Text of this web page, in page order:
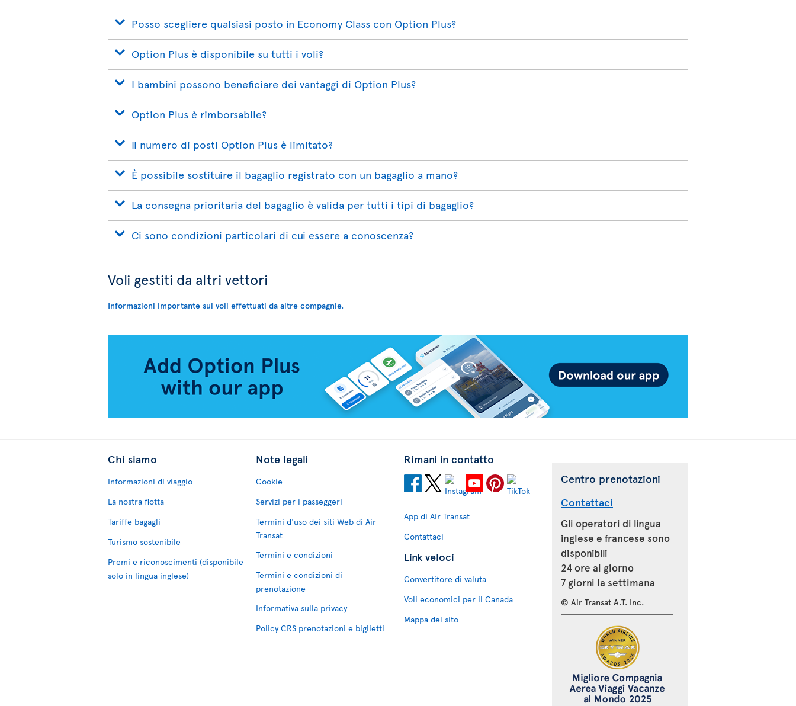
Posso scegliere qualsiasi posto in Economy Class con Option Plus?
Option Plus è disponibile su tutti i voli?
I bambini possono beneficiare dei vantaggi di Option Plus?
Option Plus è rimborsabile?
Il numero di posti Option Plus è limitato?
È possibile sostituire il bagaglio registrato con un bagaglio a mano?
La consegna prioritaria del bagaglio è valida per tutti i tipi di bagaglio?
Ci sono condizioni particolari di cui essere a conoscenza?
Voli gestiti da altri vettori
Informazioni importante sui voli effettuati da altre compagnie.
Chi siamo
Informazioni di viaggio
La nostra flotta
Tariffe bagagli
Turismo sostenibile
Premi e riconoscimenti (disponibile
solo in lingua inglese)
Note legali
Cookie
Servizi per i passeggeri
Termini d'uso dei siti Web di Air
Transat
Termini e condizioni
Termini e condizioni di
prenotazione
Informativa sulla privacy
Policy CRS prenotazioni e biglietti
Rimani in contatto
App di Air Transat
Contattaci
Link veloci
Convertitore di valuta
Voli economici per il Canada
Mappa del sito
Centro prenotazioni
Contattaci
Gli operatori di lingua
inglese e francese sono
disponibili
24 ore al giorno
7 giorni la settimana
© Air Transat A.T. Inc.